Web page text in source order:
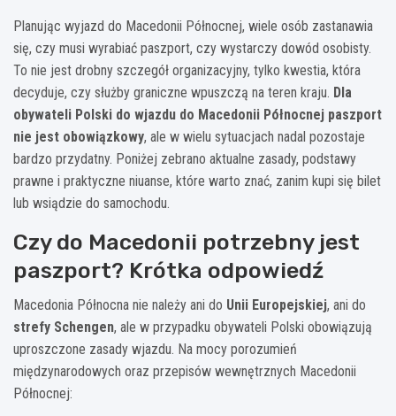
Planując wyjazd do Macedonii Północnej, wiele osób zastanawia
się, czy musi wyrabiać paszport, czy wystarczy dowód osobisty.
To nie jest drobny szczegół organizacyjny, tylko kwestia, która
decyduje, czy służby graniczne wpuszczą na teren kraju. Dla
obywateli Polski do wjazdu do Macedonii Północnej paszport
nie jest obowiązkowy, ale w wielu sytuacjach nadal pozostaje
bardzo przydatny. Poniżej zebrano aktualne zasady, podstawy
prawne i praktyczne niuanse, które warto znać, zanim kupi się bilet
lub wsiądzie do samochodu.
Czy do Macedonii potrzebny jest
paszport? Krótka odpowiedź
Macedonia Północna nie należy ani do Unii Europejskiej, ani do
strefy Schengen, ale w przypadku obywateli Polski obowiązują
uproszczone zasady wjazdu. Na mocy porozumień
międzynarodowych oraz przepisów wewnętrznych Macedonii
Północnej: